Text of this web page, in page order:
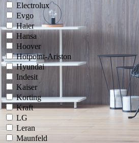
Electrolux
Evgo
Haier
Hansa
Hoover
Hotpoint-Ariston
Hyundai
Indesit
Kaiser
Korting
Kraft
LG
Leran
Maunfeld